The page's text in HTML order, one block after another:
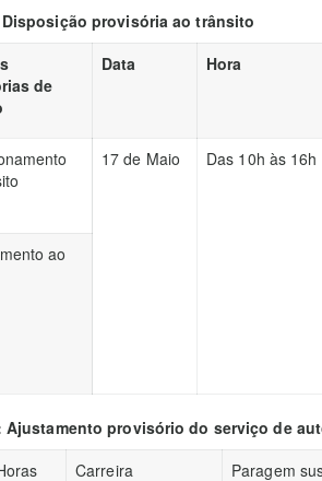
provisória ao trânsito
de
Data Hora
17 de Maio Das 10h às 16h
ao
Ajustamento provisório do serviço de
Carreira
Paragem